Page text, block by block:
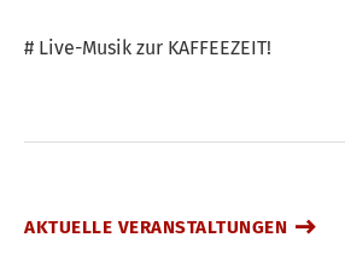
# Live-Musik zur KAFFEEZEIT!
AKTUELLE VERANSTALTUNGEN